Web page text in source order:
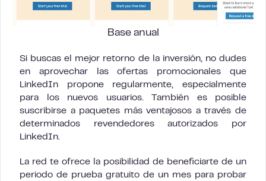
Base anual
Si buscas el mejor retorno de la inversión, no dudes
en aprovechar las ofertas promocionales que
LinkedIn propone regularmente, especialmente
para los nuevos usuarios. También es posible
suscribirse a paquetes más ventajosos a través de
determinados revendedores autorizados por
LinkedIn.
La red te ofrece la posibilidad de beneficiarte de un
periodo de prueba gratuito de un mes para probar